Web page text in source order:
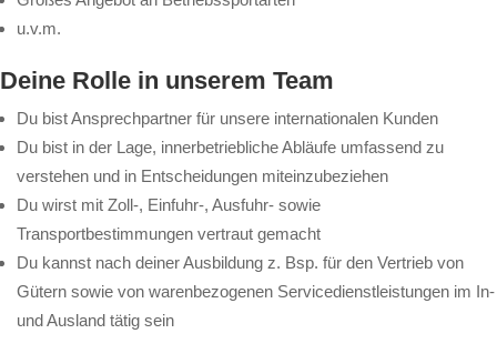
u.v.m.
Deine Rolle in unserem Team
Du bist Ansprechpartner für unsere internationalen Kunden
Du bist in der Lage, innerbetriebliche Abläufe umfassend zu
verstehen und in Entscheidungen miteinzubeziehen
Du wirst mit Zoll-, Einfuhr-, Ausfuhr- sowie
Transportbestimmungen vertraut gemacht
Du kannst nach deiner Ausbildung z. Bsp. für den Vertrieb von
Gütern sowie von warenbezogenen Servicedienstleistungen im In-
und Ausland tätig sein